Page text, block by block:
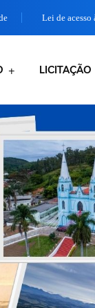
Lei de acesso
LICITAÇÃO